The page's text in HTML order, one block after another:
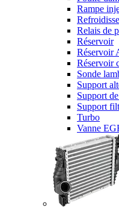
Rampe
Relais de
Réservoir
Réservoir
Réservoir
Sonde
Support
Support
Support
Turbo
Vanne